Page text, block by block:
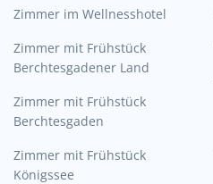
Zimmer im Wellnesshotel
Zimmer mit Frühstück
Berchtesgadener Land
Zimmer mit Frühstück
Berchtesgaden
Zimmer mit Frühstück
Königssee